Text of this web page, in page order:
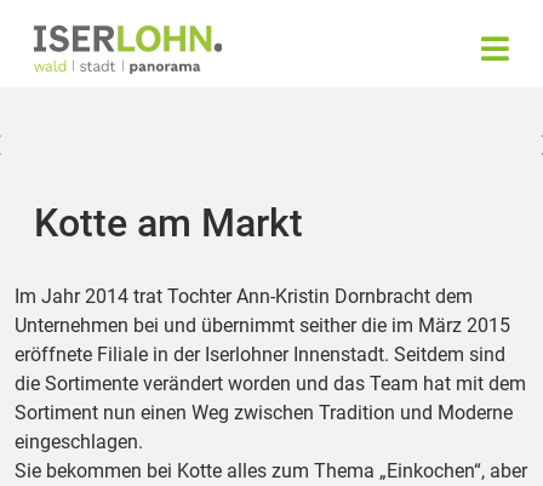
Kotte am Markt
Im Jahr 2014 trat Tochter Ann-Kristin Dornbracht dem
Unternehmen bei und übernimmt seither die im März 2015
eröffnete Filiale in der Iserlohner Innenstadt. Seitdem sind
die Sortimente verändert worden und das Team hat mit dem
Sortiment nun einen Weg zwischen Tradition und Moderne
eingeschlagen.
Sie bekommen bei Kotte alles zum Thema „Einkochen“, aber